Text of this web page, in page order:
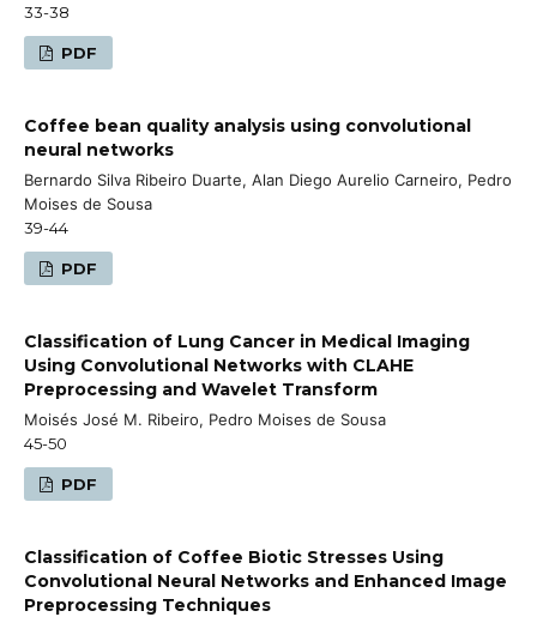
33-38
PDF
Coffee bean quality analysis using convolutional
neural networks
Bernardo Silva Ribeiro Duarte, Alan Diego Aurelio Carneiro, Pedro
Moises de Sousa
39-44
PDF
Classification of Lung Cancer in Medical Imaging
Using Convolutional Networks with CLAHE
Preprocessing and Wavelet Transform
Moisés José M. Ribeiro, Pedro Moises de Sousa
45-50
PDF
Classification of Coffee Biotic Stresses Using
Convolutional Neural Networks and Enhanced Image
Preprocessing Techniques